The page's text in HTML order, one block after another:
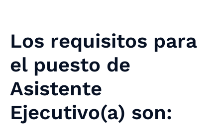
Los requisitos para
el puesto de
Asistente
Ejecutivo(a) son: